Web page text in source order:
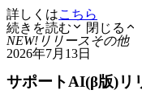
詳しくはこちら
続きを読む
閉じる
NEW! リリースその他
2026年7月13日
サポートAI(β版)リ